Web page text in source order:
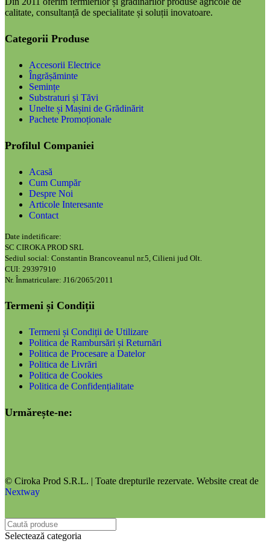
calitate, consultanță de specialitate și soluții inovatoare.
Categorii Produse
Accesorii Electrice
Îngrășăminte
Semințe
Substraturi și Tăvi
Unelte și Mașini de Grădinărit
Pachete Promoționale
Profilul Companiei
Acasă
Cum Cumpăr
Despre Noi
Articole Interesante
Contact
Date indetificare:
SC CIROKA PROD SRL
Sediul social: Constantin Brancoveanul nr.5, Cilieni jud Olt.
CUI: 29397910
Nr. Înmatriculare: J16/2065/2011
Termeni și Condiții
Termeni și Condiții de Utilizare
Politica de Rambursări și Returnări
Politica de Procesare a Datelor
Politica de Livrări
Politica de Cookies
Politica de Confidențialitate
Urmărește-ne:
© Ciroka Prod S.R.L. | Toate drepturile rezervate. Website creat de
Nextway
Selectează categoria